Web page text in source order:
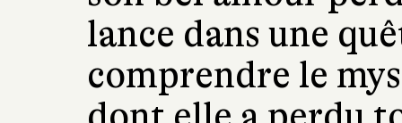
lance dans une
comprendre le